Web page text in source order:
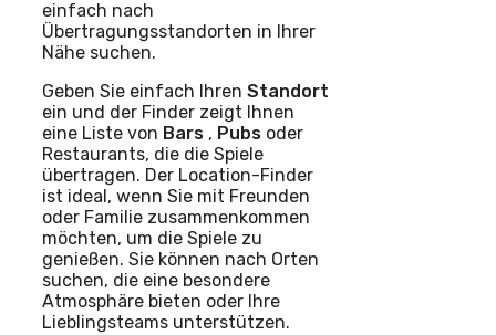
einfach nach
Übertragungsstandorten in Ihrer
Nähe suchen.
Geben Sie einfach Ihren Standort
ein und der Finder zeigt Ihnen
eine Liste von Bars , Pubs oder
Restaurants, die die Spiele
übertragen. Der Location-Finder
ist ideal, wenn Sie mit Freunden
oder Familie zusammenkommen
möchten, um die Spiele zu
genießen. Sie können nach Orten
suchen, die eine besondere
Atmosphäre bieten oder Ihre
Lieblingsteams unterstützen.